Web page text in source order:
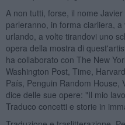
A non tutti, forse, il nome
parleranno, in forma ciarliera,
urlando, a volte tirandovi uno
opera della mostra di
ha collaborato con The New
Washington Post, Time,
País, Penguin Random House,
dice delle sue opere: "Il mio
Traduco concetti e storie in